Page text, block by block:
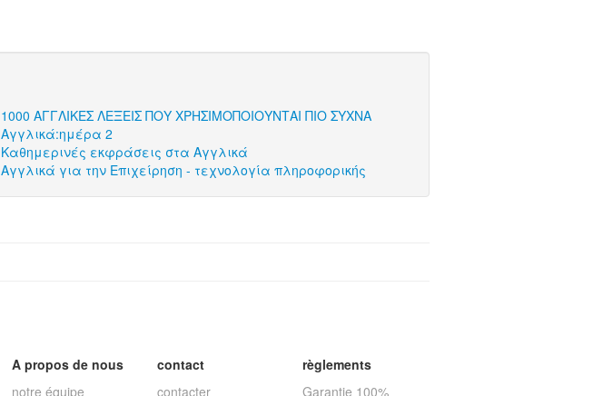
1000 ΑΓΓΛΙΚΕΣ ΛΕΞΕΙΣ ΠΟΥ ΧΡΗΣΙΜΟΠΟΙΟΥΝΤΑΙ ΠΙΟ ΣΥΧΝΑ
Αγγλικά:ημέρα 2
Καθημερινές εκφράσεις στα Aγγλικά
Αγγλικά για την Επιχείρηση - τεχνολογία πληροφορικής
A propos de nous
notre équipe
contact
contacter
règlements
Garantie 100%